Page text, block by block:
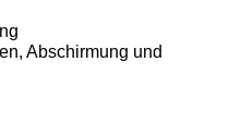
Abschirmung und